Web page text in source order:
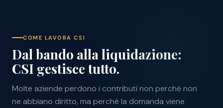
COME LAVORA CSI
Dal bando alla liquidazione:
CSI gestisce tutto.
Molte aziende perdono i contributi non perché non
ne abbiano diritto, ma perché la domanda viene